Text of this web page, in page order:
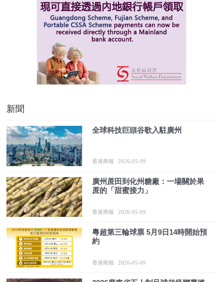
新聞
全球科技巨頭谷歌入駐廣州
香港商報 2026-05-09
廣州蔗田到化州糖廠：一場關於果
蔗的「甜蜜接力」
香港商報 2026-05-09
粵超第三輪球票 5月9日14時開始預
約
香港商報 2026-05-09